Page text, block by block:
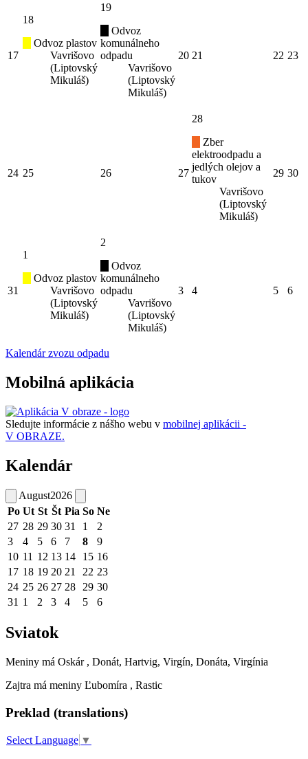
17
18
Odvoz plastov
Vavrišovo
(Liptovský
Mikuláš)
19
Odvoz
komunálneho
odpadu
Vavrišovo
(Liptovský
Mikuláš)
20 21 22 23
24 25 26 27
28
Zber
elektroodpadu a
jedlých olejov a
tukov
Vavrišovo
(Liptovský
Mikuláš)
29 30
31
1
Odvoz plastov
Vavrišovo
(Liptovský
Mikuláš)
2
Odvoz
komunálneho
odpadu
Vavrišovo
(Liptovský
Mikuláš)
3 4 5 6
Kalendár zvozu odpadu
Mobilná aplikácia
Sledujte informácie z nášho webu v mobilnej aplikácii -
V OBRAZE.
Kalendár
August2026
Po Ut St Št Pia So Ne
27 28 29 30 31 1
2
3
4 5 6 7 8
9
10 11 12 13 14 15 16
17 18 19 20 21 22 23
24 25 26 27 28 29 30
31 1 2 3 4 5 6
Sviatok
Meniny má Oskár , Donát, Hartvig, Virgín, Donáta, Virgínia
Zajtra má meniny Ľubomíra , Rastic
Preklad (translations)
Select Language ▼